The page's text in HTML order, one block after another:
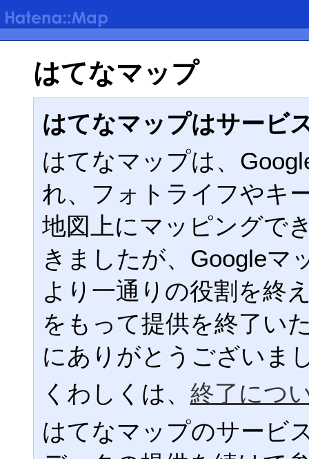
はてなマップ
はてなマップはサービ
はてなマップは、
れ、フォトライフやキ
地図上にマッピングで
きましたが、Googleマ
より一通りの役割を終
をもって提供を終了い
にありがとうございま
くわしくは、 終了につ
はてなマップのサービ